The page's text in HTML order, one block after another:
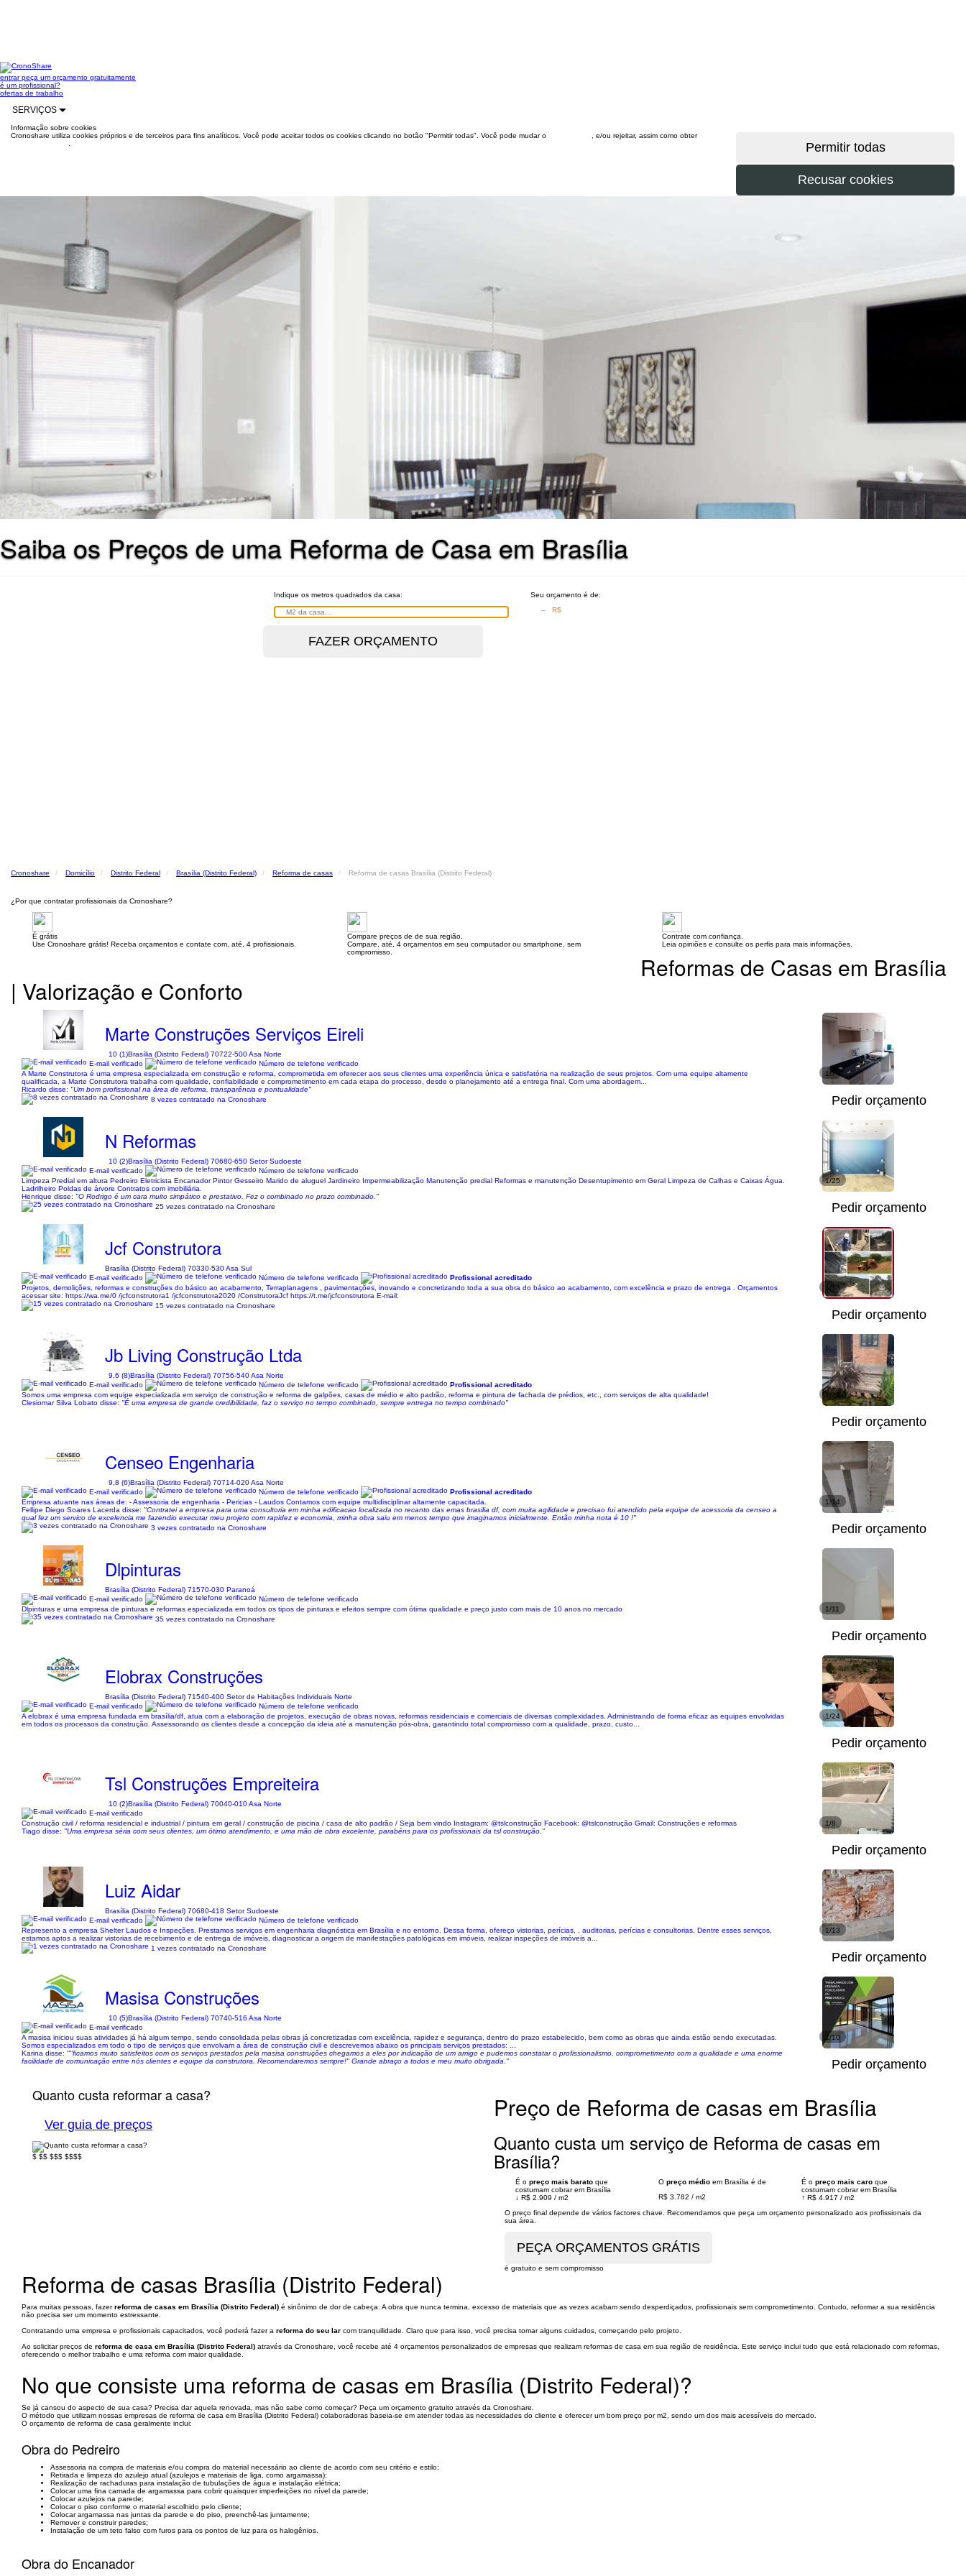
entrarpeça um orçamento gratuitamente
é um profissional?
ofertas de trabalho
SERVIÇOS
Informação sobre cookies
Cronoshare utiliza cookies próprios e de terceiros para fins analíticos. Você pode aceitar todos os cookies clicando no botão "Permitir todas". Você pode mudar o
, e/ou rejeitar, assim como obter
Saiba os Preços de uma Reforma de Casa em Brasília
Indique os metros quadrados da casa:
Seu orçamento é de:
– R$
Cronoshare Domicílio Distrito Federal Brasília (Distrito Federal) Reforma de casas Reforma de casas Brasília (Distrito Federal)
¿Por que contratar profissionais da Cronoshare?
É grátis
Use Cronoshare grátis! Receba orçamentos e contate com, até, 4 profissionais.
Compare preços de de sua região.
Compare, até, 4 orçamentos em seu computador ou smartphone, sem
compromisso.
Contrate com confiança.
Leia opiniões e consulte os perfis para mais informações.
Reformas de Casas em Brasília
| Valorização e Conforto
Marte Construções Serviços Eireli
10 (1)Brasília (Distrito Federal) 70722-500 Asa Norte
E-mail verificado
Número de telefone verificado
A Marte Construtora é uma empresa especializada em construção e reforma, comprometida em oferecer aos seus clientes uma experiência única e satisfatória na realização de seus projetos. Com uma equipe altamente
qualificada, a Marte Construtora trabalha com qualidade, confiabilidade e comprometimento em cada etapa do processo, desde o planejamento até a entrega final. Com uma abordagem...
Ricardo disse: "Um bom profissional na área de reforma, transparência e pontualidade"
8 vezes contratado na Cronoshare
1/7
Pedir orçamento
N Reformas
10 (2)Brasília (Distrito Federal) 70680-650 Setor Sudoeste
E-mail verificado
Número de telefone verificado
Limpeza Predial em altura Pedreiro Eletricista Encanador Pintor Gesseiro Marido de aluguel Jardineiro Impermeabilização Manutenção predial Reformas e manutenção Desentupimento em Geral Limpeza de Calhas e Caixas Água.
Ladrilheiro Poldas de árvore Contratos com imobiliária.
Henrique disse: "O Rodrigo é um cara muito simpático e prestativo. Fez o combinado no prazo combinado."
25 vezes contratado na Cronoshare
1/25
Pedir orçamento
Jcf Construtora
Brasília (Distrito Federal) 70330-530 Asa Sul
E-mail verificado
Número de telefone verificado
Profissional acreditado
Projetos, demolições, reformas e construções do básico ao acabamento, Terraplanagens , pavimentações, inovando e concretizando toda a sua obra do básico ao acabamento, com excelência e prazo de entrega . Orçamentos
acessar site: https://wa.me/0 /jcfconstrutora1 /jcfconstrutora2020 /ConstrutoraJcf https://t.me/jcfconstrutora E-mail:
15 vezes contratado na Cronoshare
1/13
Pedir orçamento
Jb Living Construção Ltda
9,6 (8)Brasília (Distrito Federal) 70756-540 Asa Norte
E-mail verificado
Número de telefone verificado
Profissional acreditado
Somos uma empresa com equipe especializada em serviço de construção e reforma de galpões, casas de médio e alto padrão, reforma e pintura de fachada de prédios, etc., com serviços de alta qualidade!
Clesiomar Silva Lobato disse: "É uma empresa de grande credibilidade, faz o serviço no tempo combinado, sempre entrega no tempo combinado"
1/21
Pedir orçamento
Censeo Engenharia
9,8 (6)Brasília (Distrito Federal) 70714-020 Asa Norte
E-mail verificado
Número de telefone verificado
Profissional acreditado
Empresa atuante nas áreas de: - Assessoria de engenharia - Pericias - Laudos Contamos com equipe multidisciplinar altamente capacitada.
Fellipe Diego Soares Lacerda disse: "Contratei a empresa para uma consultoria em minha edificacao localizada no recanto das emas brasilia df, com muita agilidade e precisao fui atendido pela equipe de acessoria da censeo a
qual fez um servico de excelencia me fazendio executar meu projeto com rapidez e economia, minha obra saiu em menos tempo que imaginamos inicialmente. Então minha nota é 10 !"
3 vezes contratado na Cronoshare
1/14
Pedir orçamento
Dlpinturas
Brasília (Distrito Federal) 71570-030 Paranoá
E-mail verificado
Número de telefone verificado
Dlpinturas e uma empresa de pinturas e reformas especializada em todos os tipos de pinturas e efeitos sempre com ótima qualidade e preço justo com mais de 10 anos no mercado
35 vezes contratado na Cronoshare
1/11
Pedir orçamento
Elobrax Construções
Brasília (Distrito Federal) 71540-400 Setor de Habitações Individuais Norte
E-mail verificado
Número de telefone verificado
A elobrax é uma empresa fundada em brasília/df, atua com a elaboração de projetos, execução de obras novas, reformas residenciais e comerciais de diversas complexidades. Administrando de forma eficaz as equipes envolvidas
em todos os processos da construção. Assessorando os clientes desde a concepção da ideia até a manutenção pós-obra, garantindo total compromisso com a qualidade, prazo, custo...
1/24
Pedir orçamento
Tsl Construções Empreiteira
10 (2)Brasília (Distrito Federal) 70040-010 Asa Norte
E-mail verificado
Construção civil / reforma residencial e industrial / pintura em geral / construção de piscina / casa de alto padrão / Seja bem vindo Instagram: @tslconstrução Facebook: @tslconstrução Gmail: Construções e reformas
Tiago disse: "Uma empresa séria com seus clientes, um ótimo atendimento, e uma mão de obra excelente, parabéns para os profissionais da tsl construção."
1/8
Pedir orçamento
Luiz Aidar
Brasília (Distrito Federal) 70680-418 Setor Sudoeste
E-mail verificado
Número de telefone verificado
Represento a empresa Shelter Laudos e Inspeções. Prestamos serviços em engenharia diagnóstica em Brasília e no entorno. Dessa forma, ofereço vistorias, perícias, , auditorias, perícias e consultorias. Dentre esses serviços,
estamos aptos a realizar vistorias de recebimento e de entrega de imóveis, diagnosticar a origem de manifestações patológicas em imóveis, realizar inspeções de imóveis a...
1 vezes contratado na Cronoshare
1/13
Pedir orçamento
Masisa Construções
10 (5)Brasília (Distrito Federal) 70740-516 Asa Norte
E-mail verificado
A masisa iniciou suas atividades já há algum tempo, sendo consolidada pelas obras já concretizadas com excelência, rapidez e segurança, dentro do prazo estabelecido, bem como as obras que ainda estão sendo executadas.
Somos especializados em todo o tipo de serviços que envolvam a área de construção civil e descrevemos abaixo os principais serviços prestados: ...
Karina disse: ""ficamos muito satisfeitos com os serviços prestados pela masisa construções chegamos a eles por indicação de um amigo e pudemos constatar o profissionalismo, comprometimento com a qualidade e uma enorme
facilidade de comunicação entre nós clientes e equipe da construtora. Recomendaremos sempre!" Grande abraço a todos e meu muito obrigada."
1/10
Pedir orçamento
Quanto custa reformar a casa?
Ver guia de preços
$ $$ $$$ $$$$
Preço de Reforma de casas em Brasília
Quanto custa um serviço de Reforma de casas em
Brasília?
É o preço mais barato que
costumam cobrar em Brasília
↓ R$ 2.909 / m2
O preço médio em Brasília é de
R$ 3.782 / m2
É o preço mais caro que
costumam cobrar em Brasília
↑ R$ 4.917 / m2
O preço final depende de vários factores chave. Recomendamos que peça um orçamento personalizado aos profissionais da
sua área.
é gratuito e sem compromisso
Reforma de casas Brasília (Distrito Federal)
Para muitas pessoas, fazerreforma de casas em Brasília (Distrito Federal) é sinônimo de dor de cabeça. A obra que nunca termina, excesso de materiais que as vezes acabam sendo desperdiçados, profissionais sem comprometimento. Contudo, reformar a sua residência
não precisa ser um momento estressante.
Contratando uma empresa e profissionais capacitados, você poderá fazer a reforma do seu lar com tranquilidade. Claro que para isso, você precisa tomar alguns cuidados, começando pelo projeto.
Ao solicitar preços de reforma de casa em Brasília (Distrito Federal) através da Cronoshare, você recebe até 4 orçamentos personalizados de empresas que realizam reformas de casa em sua região de residência. Este serviço inclui tudo que está relacionado com reformas,
oferecendo o melhor trabalho e uma reforma com maior qualidade.
No que consiste uma reforma de casas em Brasília (Distrito Federal)?
Se já cansou do aspecto de sua casa? Precisa dar aquela renovada, mas não sabe como começar? Peça um orçamento gratuito através da Cronoshare.
O método que utilizam nossas empresas de reforma de casa em Brasília (Distrito Federal) colaboradoras baseia-se em atender todas as necessidades do cliente e oferecer um bom preço por m2, sendo um dos mais acessíveis do mercado.
O orçamento de reforma de casa geralmente inclui:
Obra do Pedreiro
Assessoria na compra de materiais e/ou compra do material necessário ao cliente de acordo com seu critério e estilo;
Retirada e limpeza do azulejo atual (azulejos e materiais de liga, como argamassa);
Realização de rachaduras para instalação de tubulações de água e instalação elétrica;
Colocar uma fina camada de argamassa para cobrir quaisquer imperfeições no nível da parede;
Colocar azulejos na parede;
Colocar o piso conforme o material escolhido pelo cliente;
Colocar argamassa nas juntas da parede e do piso, preenchê-las juntamente;
Remover e construir paredes;
Instalação de um teto falso com furos para os pontos de luz para os halogênios.
Obra do Encanador